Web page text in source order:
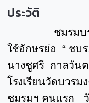
ประวัติ
ชมรมบรรณา
ใช้อักษรย่อ “ ชบ
นางชูศรี กาลวัน
โรงเรียนวัดบวรม
ชมรมฯ คนแรก วั